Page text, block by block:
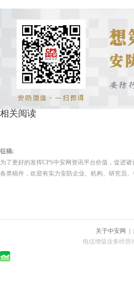
相关阅读
征稿:
为了更好的发挥CPS中安网资讯平台价值，促进
各类稿件，欢迎有实力安防企业、机构、研究员、
关于中安网
电信增值业务经